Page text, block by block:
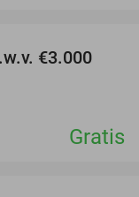
€3.000
Gratis